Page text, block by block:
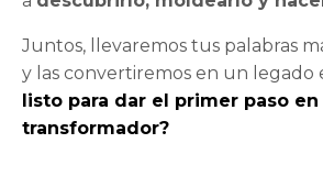
Juntos, llevaremos tus palabras
y las convertiremos en un legado
listo para dar el primer paso
transformador?